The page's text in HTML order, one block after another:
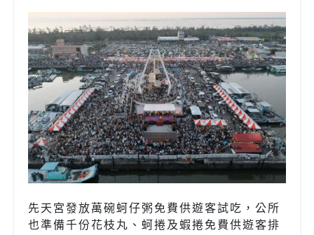
先天宮發放萬碗蚵仔粥免費供遊客試吃，公所
也準備千份花枝丸、蚵捲及蝦捲免費供遊客排